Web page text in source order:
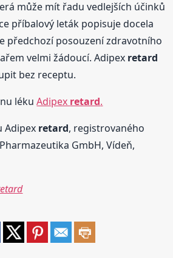
může mít řadu vedlejších účinků
příbalový leták popisuje docela
předchozí posouzení zdravotního
velmi žádoucí. Adipex retard
bez receptu.
lékuAdipex retard.
Adipex retard, registrovaného
GmbH, Vídeň,